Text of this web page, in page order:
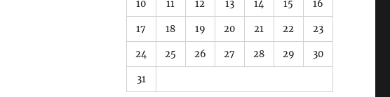
10 11 12 13 14 15 16
17 18 19 20 21 22 23
24 25 26 27 28 29 30
31